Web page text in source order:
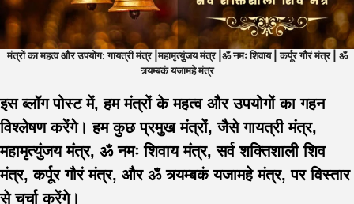
मंत्रों का महत्व और उपयोग: गायत्री मंत्र |महामृत्युंजय मंत्र |ॐ नमः शिवाय | कर्पूर गौरं मंत्र | ॐ
त्र्यम्बकं यजामहे मंत्र
इस ब्लॉग पोस्ट में, हम मंत्रों के महत्व और उपयोगों का गहन
विश्लेषण करेंगे। हम कुछ प्रमुख मंत्रों, जैसे गायत्री मंत्र,
महामृत्युंजय मंत्र, ॐ नमः शिवाय मंत्र, सर्व शक्तिशाली शिव
मंत्र, कर्पूर गौरं मंत्र, और ॐ त्र्यम्बकं यजामहे मंत्र, पर विस्तार
से चर्चा करेंगे।